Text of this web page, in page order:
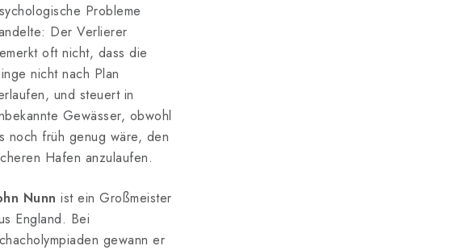
Probleme
Der Verlierer
oft nicht, dass die
nicht nach Plan
und steuert in
Gewässer, obwohl
noch früh genug wäre, den
Hafen anzulaufen.
Nunn ist ein Großmeister
England. Bei
gewann er